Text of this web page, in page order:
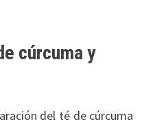
cúrcuma y
del té de cúrcuma